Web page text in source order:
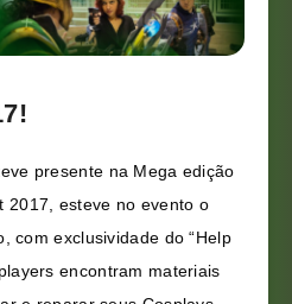
presente na Mega edição
2017, esteve no evento o
com exclusividade do “Help
encontram materiais